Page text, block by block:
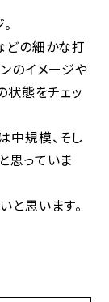
どの細かな打
のイメージや
状態をチェッ
中規模、そし
思っていま
思います。